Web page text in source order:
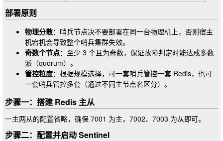
部署原则
物理分散：哨兵节点决不要部署在同一台物理机上，否则宿主
机宕机会导致整个哨兵集群失效。
奇数个节点：至少 3 个且为奇数，保证故障判定时能达成多数
派（quorum）。
管控粒度：根据规模选择，可一套哨兵管控一套 Redis，也可
一套哨兵管控多套（通过不同主节点名区分）。
步骤一：搭建 Redis 主从
一主两从的配置省略，确保 7001 为主， 7002、 7003 为从即可。
步骤二：配置并启动 Sentinel